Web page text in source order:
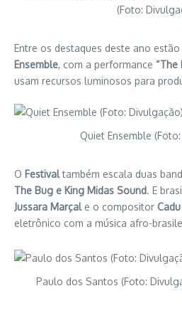
(Foto:
Entre os destaques deste ano estão
Ensemble, com a performance “The
usam recursos luminosos para
Quiet Ensemble
O Festivaltambém escala duas
The Bug e King Midas Sound. E
Jussara Marçale o compositor
eletrônico com a música afro-
Paulo dos Santos (Foto: